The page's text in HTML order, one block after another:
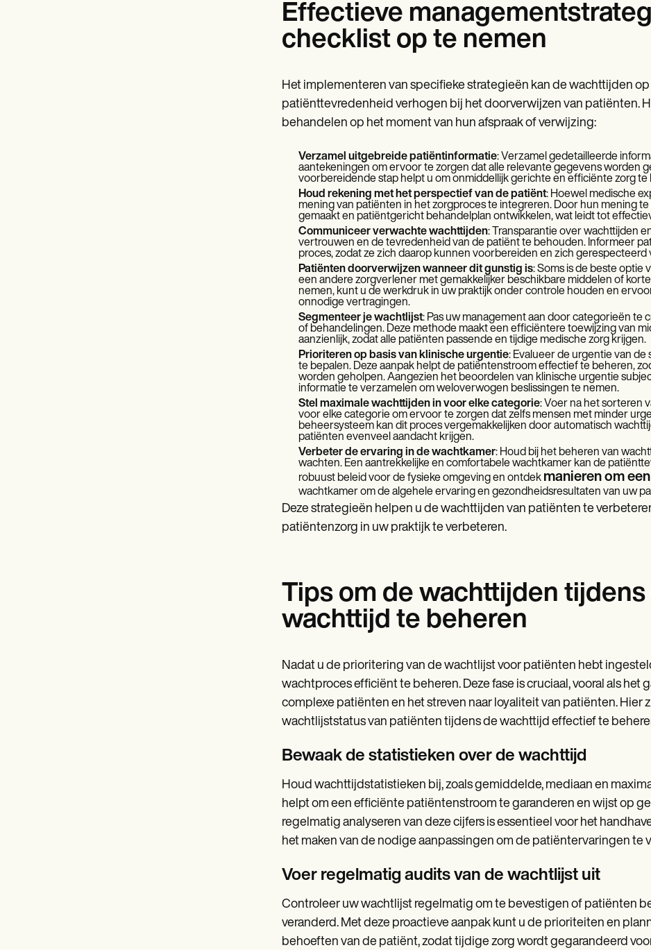
Effectieve
checklist op te nemen
Het implementeren van specifieke strategieën kan de wachttijden
patiënttevredenheid verhogen bij het doorverwijzen van patiënten.
behandelen op het moment van hun afspraak of verwijzing:
Verzamel uitgebreide patiëntinformatie: Verzamel gedetailleerde
aantekeningen om ervoor te zorgen dat alle relevante gegevens worden
voorbereidende stap helpt u om onmiddellijk gerichte en efficiënte zorg te
Houd rekening met het perspectief van de patiënt: Hoewel medische
mening van patiënten in het zorgproces te integreren. Door hun mening
gemaakt en patiëntgericht behandelplan ontwikkelen, wat leidt tot
Communiceer verwachte wachttijden: Transparantie over wachttijden
vertrouwen en de tevredenheid van de patiënt te behouden. Informeer
proces, zodat ze zich daarop kunnen voorbereiden en zich gerespecteerd
Patiënten doorverwijzen wanneer dit gunstig is: Soms is de beste optie
een andere zorgverlener met gemakkelijker beschikbare middelen of
nemen, kunt u de werkdruk in uw praktijk onder controle houden en
onnodige vertragingen.
Segmenteer je wachtlijst: Pas uw management aan door categorieën te
of behandelingen. Deze methode maakt een efficiëntere toewijzing van
aanzienlijk, zodat alle patiënten passende en tijdige medische zorg krijgen.
Prioriteren op basis van klinische urgentie: Evalueer de urgentie van de
te bepalen. Deze aanpak helpt de patiëntenstroom effectief te beheren,
worden geholpen. Aangezien het beoordelen van klinische urgentie
informatie te verzamelen om weloverwogen beslissingen te nemen.
Stel maximale wachttijden in voor elke categorie: Voer na het sorteren
voor elke categorie om ervoor te zorgen dat zelfs mensen met minder
beheersysteem kan dit proces vergemakkelijken door automatisch
patiënten evenveel aandacht krijgen.
Verbeter de ervaring in de wachtkamer: Houd bij het beheren van
wachten. Een aantrekkelijke en comfortabele wachtkamer kan de
robuust beleid voor de fysieke omgeving en ontdek manieren om
wachtkamer om de algehele ervaring en gezondheidsresultaten van uw
Deze strategieën helpen u de wachttijden van patiënten te
patiëntenzorg in uw praktijk te verbeteren.
Tips om de wachttijden
wachttijd te beheren
Nadat u de prioritering van de wachtlijst voor patiënten hebt
wachtproces efficiënt te beheren. Deze fase is cruciaal, vooral als
complexe patiënten en het streven naar loyaliteit van patiënten. Hier
wachtlijststatus van patiënten tijdens de wachttijd effectief te
Bewaak de statistieken over de wachttijd
Houd wachttijdstatistieken bij, zoals gemiddelde, mediaan en
helpt om een efficiënte patiëntenstroom te garanderen en wijst op
regelmatig analyseren van deze cijfers is essentieel voor het
het maken van de nodige aanpassingen om de patiëntervaringen te
Voer regelmatig audits van de wachtlijst uit
Controleer uw wachtlijst regelmatig om te bevestigen of patiënten
veranderd. Met deze proactieve aanpak kunt u de prioriteiten en
behoeften van de patiënt, zodat tijdige zorg wordt gegarandeerd